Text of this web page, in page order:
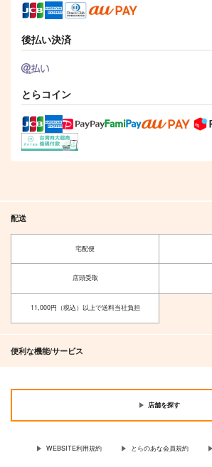
後払い決済
とらコイン
配送
宅配便
店頭受取
11,000円（税込）以上で送料当社負担
便利な機能/サービス
店舗を探す
WEBSITE利用規約 とらのあな会員規約